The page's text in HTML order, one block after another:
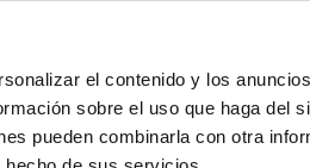
el contenido y los
sobre el uso que haga del
pueden combinarla con otra